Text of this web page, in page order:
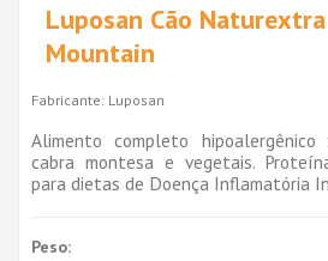
Luposan Cão Naturextra
Mountain
Fabricante: Luposan
Alimento completo
cabra montesa e vegetais.
para dietas de Doença Inflamatória
Peso: